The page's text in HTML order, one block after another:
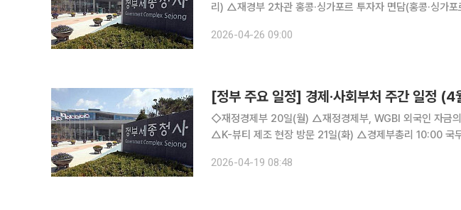
리) △재경부 2차관 홍콩·싱가포르 투자자 면담(홍콩·싱가포르) △기업혁신 지원 현장방문 및 민관
회의(청와대), 14:00 주한미국상공회의소 면담
2026-04-26 09:00
[정부 주요 일정] 경제·사회부처 주간 일정
◇재정경제부 20일(월) △재정경제부, WGBI 외국인 자금의 원활한 유입을 위한 일본 IR 실시
△K-뷰티 제조 현장 방문 21일(화) △경제부총리 10:00 국무회의(서울청사) △재경부 1차관
동행포럼(세종) △제1차 수출 플러스 현
2026-04-19 08:48